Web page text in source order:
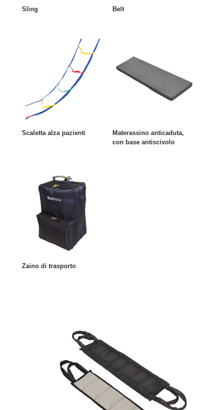
Sling Belt
Scaletta alza pazienti
Materassino anticaduta,
con base antiscivolo
Zaino di trasporto